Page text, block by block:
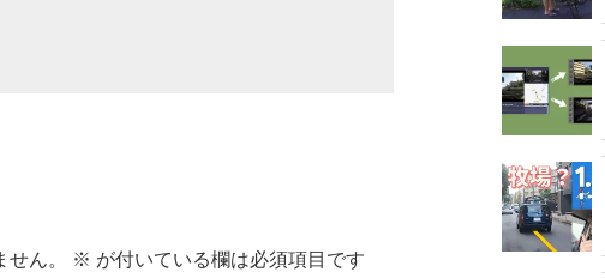
ん。 ※ が付いている欄は必須項目です